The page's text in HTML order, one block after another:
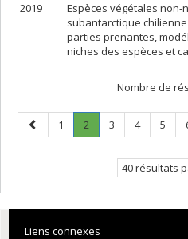
2019
Espèces végétales non-
subantarctique
parties prenantes,
niches des espèces et
Nombre de
Page
précédente
Page
1 Page
2
Page
Page
3 Page
4 Page
5
40 résultats
Liens connexes